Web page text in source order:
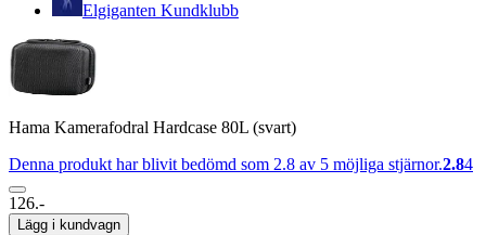
Elgiganten Kundklubb
Hama Kamerafodral Hardcase 80L (svart)
Denna produkt har blivit bedömd som 2.8 av 5 möjliga stjärnor.2.84
126.-
Lägg i kundvagn